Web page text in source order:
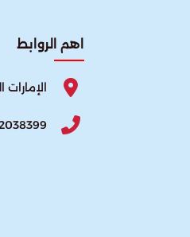
اهم الروابط
الإمارات